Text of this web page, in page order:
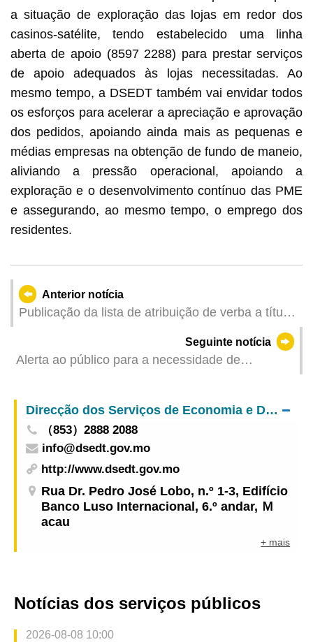
a situação de exploração das lojas em redor dos
casinos-satélite, tendo estabelecido uma linha
aberta de apoio (8597 2288) para prestar serviços
de apoio adequados às lojas necessitadas. Ao
mesmo tempo, a DSEDT também vai envidar todos
os esforços para acelerar a apreciação e aprovação
dos pedidos, apoiando ainda mais as pequenas e
médias empresas na obtenção de fundo de maneio,
aliviando a pressão operacional, apoiando a
exploração e o desenvolvimento contínuo das PME
e assegurando, ao mesmo tempo, o emprego dos
residentes.
Anterior notícia
Publicação da lista de atribuição de verba a título
orçamentais do Regime de Previdência Central
não Obrigatório para o ano de 2025
Seguinte notícia
Alerta ao público para a necessidade de
Direcção dos Serviços de Economia e Desenvolvimento Tecnológico
（853）2888 2088
info@dsedt.gov.mo
http://www.dsedt.gov.mo
Rua Dr. Pedro José Lobo, n.º 1-3, Edifício
Banco Luso Internacional, 6.º andar, Ｍ
acau
+ mais
Notícias dos serviços públicos
2026-08-08 10:00